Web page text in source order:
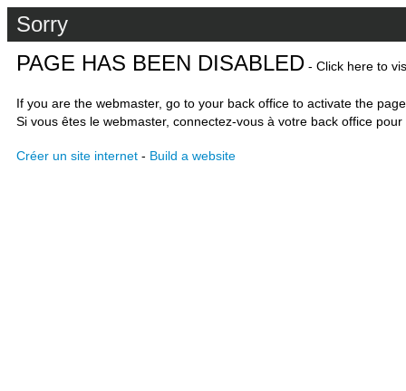
Sorry
PAGE HAS BEEN DISABLED - Click here to
If you are the webmaster, go to your back office to activate the
Si vous êtes le webmaster, connectez-vous à votre back office
Créer un site internet - Build a website